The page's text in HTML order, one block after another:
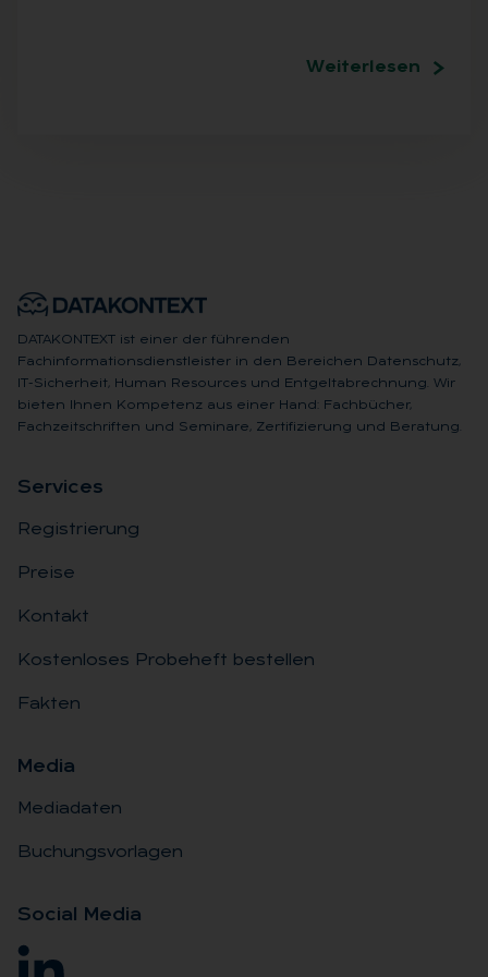
Weiterlesen
DATAKONTEXT ist einer der führenden
Fachinformationsdienstleister in den Bereichen Datenschutz,
IT-Sicherheit, Human Resources und Entgeltabrechnung. Wir
bieten Ihnen Kompetenz aus einer Hand: Fachbücher,
Fachzeitschriften und Seminare, Zertifizierung und Beratung.
Ser­vices
Registrierung
Preise
Kontakt
Kostenloses Probeheft bestellen
Fakten
Me­dia
Mediadaten
Buchungsvorlagen
So­ci­al Me­dia